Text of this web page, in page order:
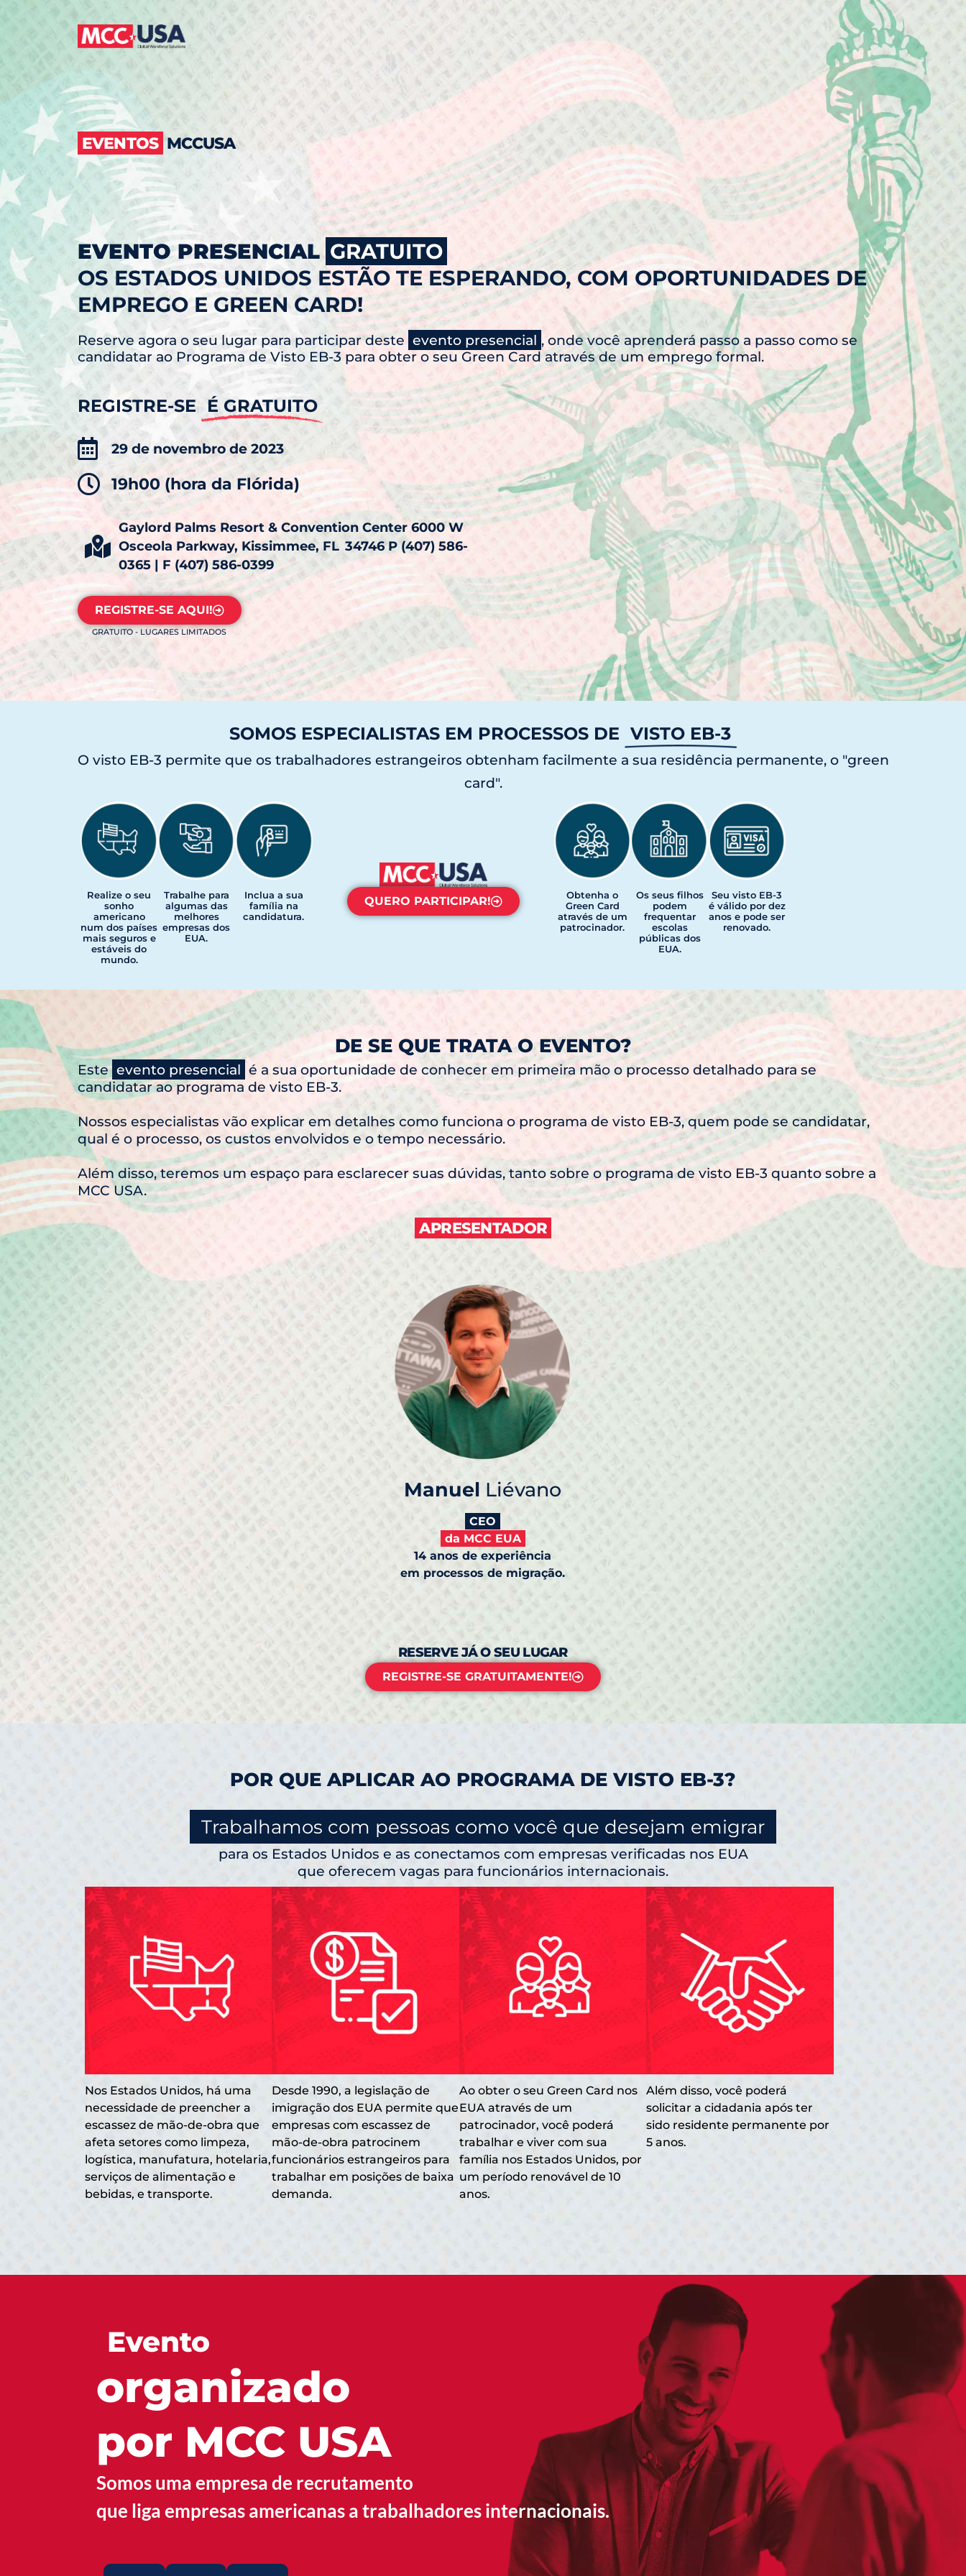
EVENTOS MCCUSA
EVENTO PRESENCIAL GRATUITO
OS ESTADOS UNIDOS ESTÃO TE ESPERANDO, COM OPORTUNIDADES DE
EMPREGO E GREEN CARD!
Reserve agora o seu lugar para participar deste evento presencial , onde você aprenderá passo a passo como se
candidatar ao Programa de Visto EB-3 para obter o seu Green Card através de um emprego formal.
REGISTRE-SE É GRATUITO
29 de novembro de 2023
19h00 (hora da Flórida)
Gaylord Palms Resort & Convention Center 6000 W
Osceola Parkway, Kissimmee, FL 34746 P (407) 586-
0365 | F (407) 586-0399
REGISTRE-SE AQUI!
GRATUITO - LUGARES LIMITADOS
SOMOS ESPECIALISTAS EM PROCESSOS DE VISTO EB-3
O visto EB-3 permite que os trabalhadores estrangeiros obtenham facilmente a sua residência permanente, o "green
card".
Realize o seu
sonho
americano
num dos países
mais seguros e
estáveis do
mundo.
Trabalhe para
algumas das
melhores
empresas dos
EUA.
Inclua a sua
família na
candidatura.
QUERO PARTICIPAR!
Obtenha o
Green Card
através de um
patrocinador.
Os seus filhos
podem
frequentar
escolas
públicas dos
EUA.
Seu visto EB-3
é válido por dez
anos e pode ser
renovado.
DE SE QUE TRATA O EVENTO?
Este evento presencial é a sua oportunidade de conhecer em primeira mão o processo detalhado para se
candidatar ao programa de visto EB-3.
Nossos especialistas vão explicar em detalhes como funciona o programa de visto EB-3, quem pode se candidatar,
qual é o processo, os custos envolvidos e o tempo necessário.
Além disso, teremos um espaço para esclarecer suas dúvidas, tanto sobre o programa de visto EB-3 quanto sobre a
MCC USA.
APRESENTADOR
Manuel Liévano
CEO
da MCC EUA
14 anos de experiência
em processos de migração.
RESERVE JÁ O SEU LUGAR
REGISTRE-SE GRATUITAMENTE!
POR QUE APLICAR AO PROGRAMA DE VISTO EB-3?
Trabalhamos com pessoas como você que desejam emigrar
para os Estados Unidos e as conectamos com empresas verificadas nos EUA
que oferecem vagas para funcionários internacionais.
Nos Estados Unidos, há uma
necessidade de preencher a
escassez de mão-de-obra que
afeta setores como limpeza,
logística, manufatura, hotelaria,
serviços de alimentação e
bebidas, e transporte.
Desde 1990, a legislação de
imigração dos EUA permite que
empresas com escassez de
mão-de-obra patrocinem
funcionários estrangeiros para
trabalhar em posições de baixa
demanda.
Ao obter o seu Green Card nos
EUA através de um
patrocinador, você poderá
trabalhar e viver com sua
família nos Estados Unidos, por
um período renovável de 10
anos.
Além disso, você poderá
solicitar a cidadania após ter
sido residente permanente por
5 anos.
Evento
organizado
por MCC USA
Somos uma empresa de recrutamento
que liga empresas americanas a trabalhadores internacionais.